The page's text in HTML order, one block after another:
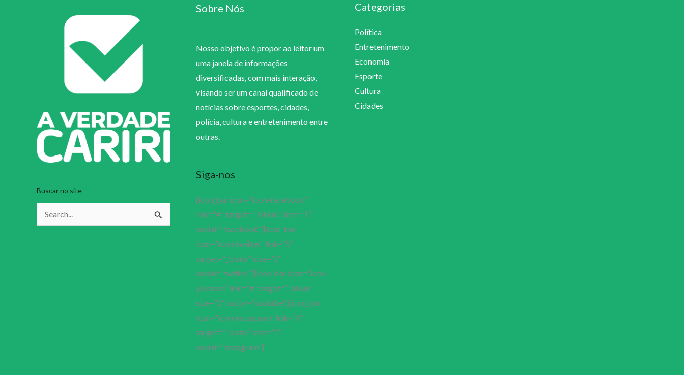
Buscar no site
Pesquisar
Sobre Nós
Nosso objetivo é propor ao leitor um
uma janela de informações
diversificadas, com mais interação,
visando ser um canal qualificado de
notícias sobre esportes, cidades,
polícia, cultura e entretenimento entre
outras.
Siga-nos
[icon_bar icon=”icon-facebook”
link=”#” target=”_blank” size=”1″
social=”facebook”][icon_bar
icon=”icon-twitter” link=”#”
target=”_blank” size=”1″
social=”twitter”][icon_bar icon=”icon-
youtube” link=”#” target=”_blank”
size=”1″ social=”youtube”][icon_bar
icon=”icon-instagram” link=”#”
target=”_blank” size=”1″
social=”instagram”]
Categorias
Política
Entretenimento
Economia
Esporte
Cultura
Cidades